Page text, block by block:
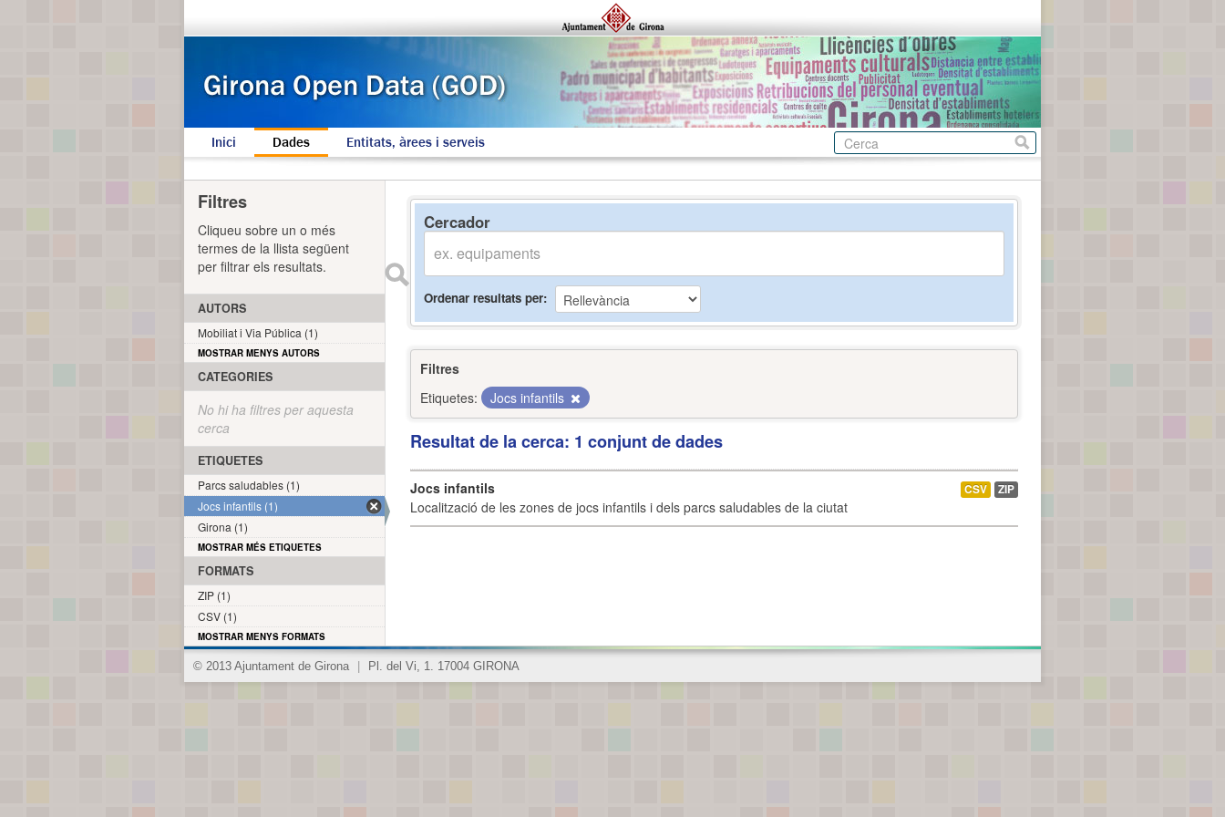
Inici Dades Entitats, àrees i serveis
Cercador
Ordenar resultats per
Filtres
Etiquetes:
Jocs infantils
Resultat de la cerca: 1 conjunt de dades
Jocs infantils
Localització de les zones de jocs infantils i dels parcs saludables de la ciutat
CSV ZIP
Filtres
Cliqueu sobre un o més
termes de la llista següent
per filtrar els resultats.
AUTORS
Mobiliat i Via Pública (1)
MOSTRAR MENYS AUTORS
CATEGORIES
No hi ha filtres per aquesta
cerca
ETIQUETES
Parcs saludables (1)
Jocs infantils (1)
Girona (1)
MOSTRAR MÉS ETIQUETES
FORMATS
ZIP (1)
CSV (1)
MOSTRAR MENYS FORMATS
© 2013 Ajuntament de Girona Pl. del Vi, 1. 17004 GIRONA